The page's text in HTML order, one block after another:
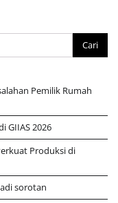
Pemilik Rumah
GIIAS 2026
Produksi di
sorotan